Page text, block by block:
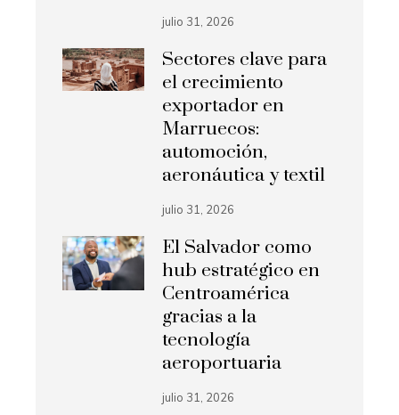
julio 31, 2026
Sectores clave para
el crecimiento
exportador en
Marruecos:
automoción,
aeronáutica y textil
julio 31, 2026
El Salvador como
hub estratégico en
Centroamérica
gracias a la
tecnología
aeroportuaria
julio 31, 2026